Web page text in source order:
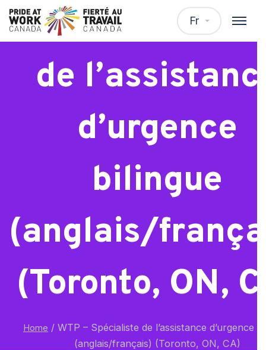
Fr
WTP –
de
d’urgence
bilingue
(anglais/
(Toronto, ON,
Home / WTP – Spécialiste de l’assistance d’urgence
(anglais/français) (Toronto, ON, CA)